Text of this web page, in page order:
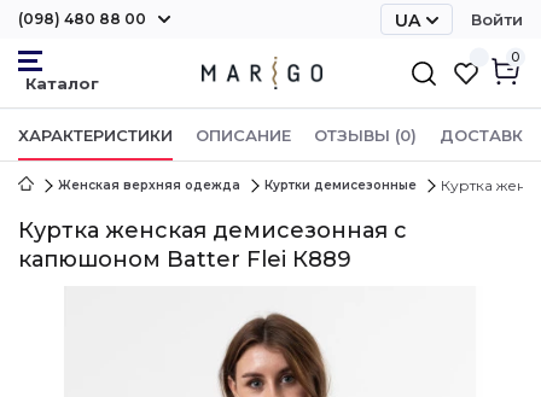
(098) 480 88 00 UA Войти
0
ХАРАКТЕРИСТИКИ ОПИСАНИЕ ОТЗЫВЫ (0) ДОСТАВКА
Женская верхняя одежда Куртки демисезонные Куртка
Куртка женская демисезонная с
капюшоном Batter Flei К889